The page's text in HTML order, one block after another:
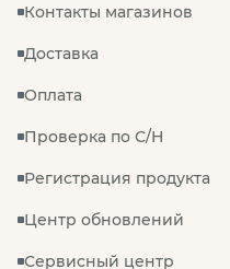
Контакты магазинов
Доставка
Оплата
Проверка по С/Н
Регистрация продукта
Центр обновлений
Сервисный центр